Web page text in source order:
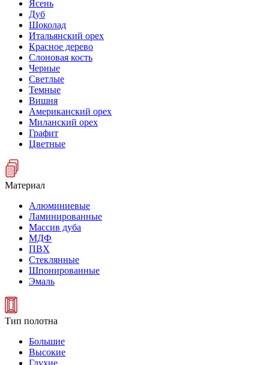
Ясень
Дуб
Шоколад
Итальянский орех
Красное дерево
Слоновая кость
Черные
Светлые
Темные
Вишня
Американский орех
Миланский орех
Графит
Цветные
Материал
Алюминиевые
Ламинированные
Массив дуба
МДФ
ПВХ
Стеклянные
Шпонированные
Эмаль
Тип полотна
Большие
Высокие
Глухие